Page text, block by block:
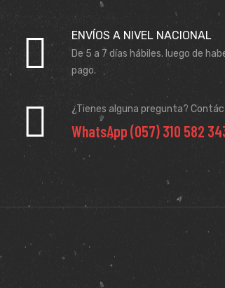
ENVÍOS A NIVEL NACIONAL
De 5 a 7 días hábiles. luego de
pago.
¿Tienes alguna pregunta?
WhatsApp (057) 310 582